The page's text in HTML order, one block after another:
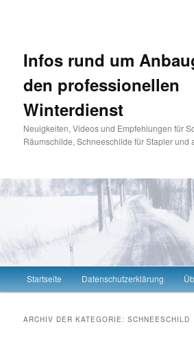
Infos rund um
den professionellen
Winterdienst
Neuigkeiten, Videos und Empfehlungen für
Räumschilde, Schneeschilde für Stapler und
Hauptmenü
Zum Inhalt wechseln
Zum sekundären Inhalt wechseln
Startseite Datenschutzerklärung
ARCHIV DER KATEGORIE:SCHNEESCHILD